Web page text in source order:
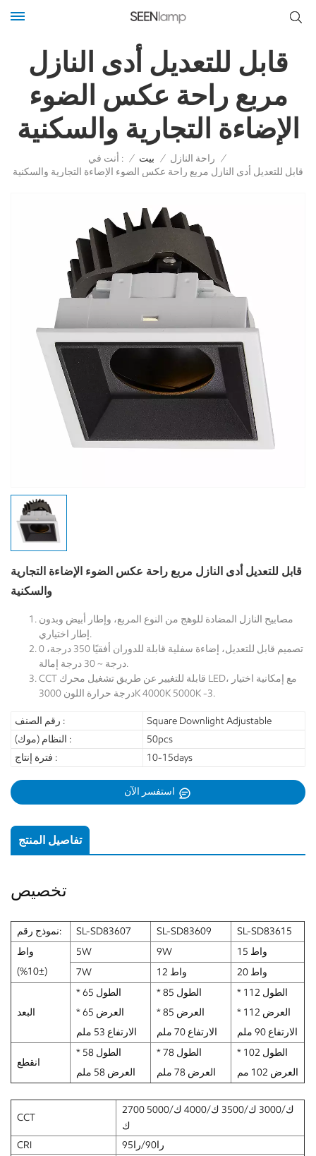
قابل للتعديل أدى النازل
مربع راحة عكس الضوء
الإضاءة التجارية والسكنية
أنت في : / بيت / راحة النازل /
قابل للتعديل أدى النازل مربع راحة عكس الضوء الإضاءة التجارية والسكنية
قابل للتعديل أدى النازل مربع راحة عكس الضوء الإضاءة التجارية
والسكنية
مصابيح النازل المضادة للوهج من النوع المربع، وإطار أبيض وبدون
إطار اختياري.
تصميم قابل للتعديل، إضاءة سفلية قابلة للدوران أفقيًا 350 درجة، 0
درجة ~ 30 درجة إمالة.
CCT قابلة للتغيير عن طريق تشغيل محرك LED، مع إمكانية اختيار
درجة حرارة اللون 3000K 4000K 5000K -3.
رقم الصنف :
Square Downlight Adjustable
النظام (موك) :
50pcs
فترة إنتاج :
10-15days
تفاصيل المنتج
تخصيص
نموذج رقم: SL-SD83607 SL-SD83609
SL-SD83615
واط
(±10%)
5W 9W
15 واط
7W
12 واط 20 واط
البعد
الطول 65 *
العرض 65 *
الارتفاع 53 ملم
الطول 85 *
العرض 85 *
الارتفاع 70 ملم
الطول 112 *
العرض 112 *
الارتفاع 90 ملم
انقطع
الطول 58 *
العرض 58 ملم
الطول 78 *
العرض 78 ملم
الطول 102 *
العرض 102 مم
CCT
2700 ك/3000 ك/3500 ك/4000 ك/5000
ك
CRI
را90/را95